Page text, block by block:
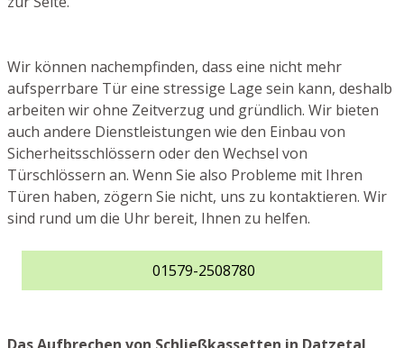
Wir können nachempfinden, dass eine nicht mehr
aufsperrbare Tür eine stressige Lage sein kann, deshalb
arbeiten wir ohne Zeitverzug und gründlich. Wir bieten
auch andere Dienstleistungen wie den Einbau von
Sicherheitsschlössern oder den Wechsel von
Türschlössern an. Wenn Sie also Probleme mit Ihren
Türen haben, zögern Sie nicht, uns zu kontaktieren. Wir
sind rund um die Uhr bereit, Ihnen zu helfen.
01579-2508780